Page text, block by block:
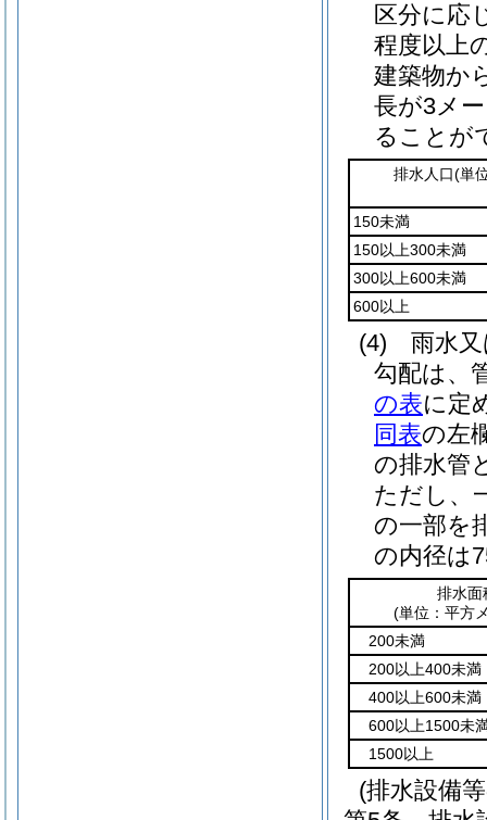
区分に応
程度以上
建築物か
長が3メ
ることが
排水人口(単
150未満
150以上300未満
300以上600未満
600以上
(4)
雨水
勾配は、
の表に定
同表の左
の排水管
ただし、
の一部を
の内径は
排水面
(単位：平方
200未満
200以上400未満
400以上600未満
600以上1500未
1500以上
(排水設備